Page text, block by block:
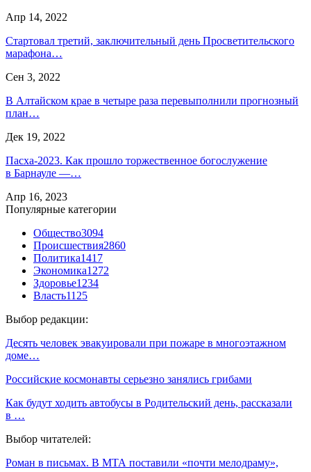
Апр 14, 2022
Стартовал третий, заключительный день Просветительского
марафона…
Сен 3, 2022
В Алтайском крае в четыре раза перевыполнили прогнозный
план…
Дек 19, 2022
Пасха-2023. Как прошло торжественное богослужение
в Барнауле —…
Апр 16, 2023
Популярные категории
Общество3094
Происшествия2860
Политика1417
Экономика1272
Здоровье1234
Власть1125
Выбор редакции:
Десять человек эвакуировали при пожаре в многоэтажном
доме…
Российские космонавты серьезно занялись грибами
Как будут ходить автобусы в Родительский день, рассказали
в …
Выбор читателей:
Роман в письмах. В МТА поставили «почти мелодраму»,